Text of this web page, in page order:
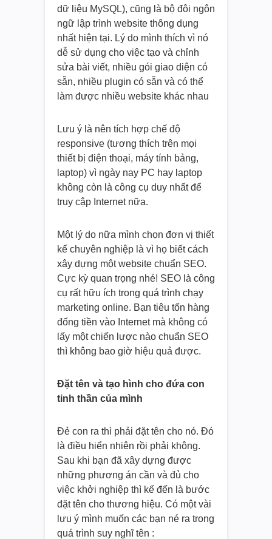
dữ liệu MySQL), cũng là bộ đôi ngôn
ngữ lập trình website thông dụng
nhất hiện tại. Lý do mình thích vì nó
dễ sử dụng cho việc tạo và chỉnh
sửa bài viết, nhiều gói giao diện có
sẵn, nhiều plugin có sẵn và có thể
làm được nhiều website khác nhau
Lưu ý là nên tích hợp chế độ
responsive (tương thích trên mọi
thiết bị điện thoại, máy tính bảng,
laptop) vì ngày nay PC hay laptop
không còn là công cụ duy nhất để
truy cập Internet nữa.
Một lý do nữa mình chọn đơn vị thiết
kế chuyên nghiệp là vì họ biết cách
xây dựng một website chuẩn SEO.
Cực kỳ quan trọng nhé! SEO là công
cụ rất hữu ích trong quá trình chạy
marketing online. Bạn tiêu tốn hàng
đống tiền vào Internet mà không có
lấy một chiến lược nào chuẩn SEO
thì không bao giờ hiệu quả được.
Đặt tên và tạo hình cho đứa con
tinh thần của mình
Đẻ con ra thì phải đặt tên cho nó. Đó
là điều hiển nhiên rồi phải không.
Sau khi bạn đã xây dựng được
những phương án cần và đủ cho
việc khởi nghiệp thì kế đến là bước
đặt tên cho thương hiệu. Có một vài
lưu ý mình muốn các bạn né ra trong
quá trình suy nghĩ tên :